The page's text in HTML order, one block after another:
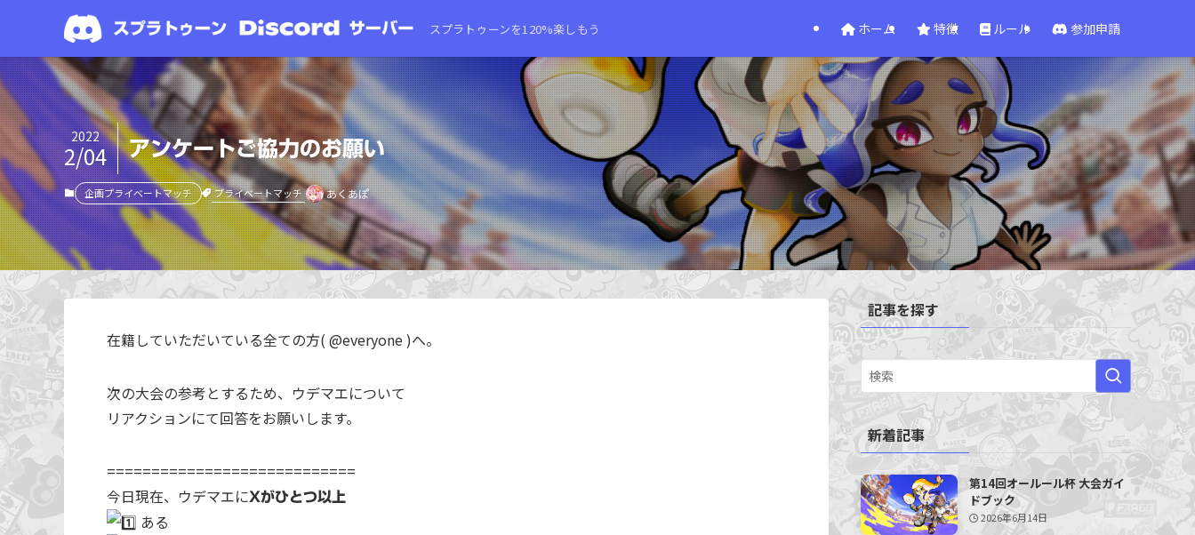
スプラトゥーンを120%楽しもう ホーム 特徴 ルール 参加申請
アンケートご協力のお願い
2022
2/04
企画プライベートマッチ プライベートマッチ あくあぽ
在籍していただいている全ての方( @everyone )へ。
次の大会の参考とするため、ウデマエについて
リアクションにて回答をお願いします。
============================
今日現在、ウデマエにXがひとつ以上
ある
記事を探す
新着記事
第14回オールール杯 大会ガイ
ドブック
2026年6月14日